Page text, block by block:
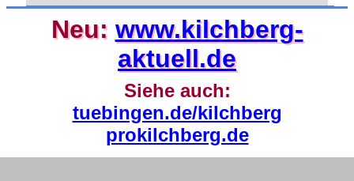
Neu: www.kilchberg-
aktuell.de
Siehe auch:
tuebingen.de/kilchberg
prokilchberg.de